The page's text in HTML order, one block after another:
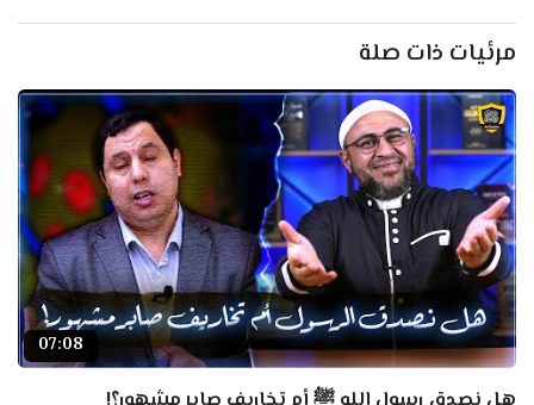
مرئيات ذات صلة
07:08